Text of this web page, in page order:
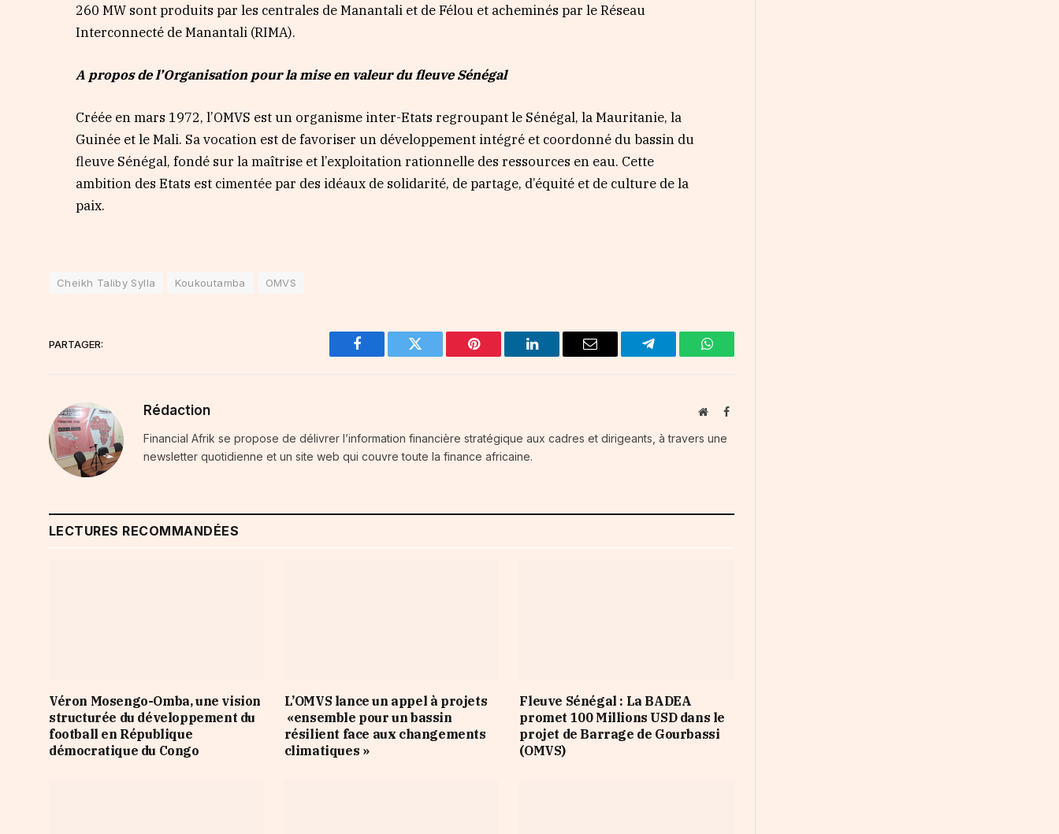
260 MW sont produits par les centrales de Manantali et de Félou et acheminés par le Réseau
Interconnecté de Manantali (RIMA).
A propos de l’Organisation pour la mise en valeur du fleuve Sénégal
Créée en mars 1972, l’OMVS est un organisme inter-Etats regroupant le Sénégal, la Mauritanie, la
Guinée et le Mali. Sa vocation est de favoriser un développement intégré et coordonné du bassin du
fleuve Sénégal, fondé sur la maîtrise et l’exploitation rationnelle des ressources en eau. Cette
ambition des Etats est cimentée par des idéaux de solidarité, de partage, d’équité et de culture de la
paix.
Cheikh Taliby Sylla Koukoutamba OMVS
PARTAGER:
Facebook Twitter Pinterest LinkedIn Email Telegram WhatsApp
Rédaction WebsiteFacebook
Financial Afrik se propose de délivrer l’information financière stratégique aux cadres et dirigeants, à travers une
newsletter quotidienne et un site web qui couvre toute la finance africaine.
LECTURES RECOMMANDÉES
Véron Mosengo-Omba, une vision
structurée du développement du
football en République
démocratique du Congo
L’OMVS lance un appel à projets
«ensemble pour un bassin
résilient face aux changements
climatiques »
Fleuve Sénégal : La BADEA
promet 100 Millions USD dans le
projet de Barrage de Gourbassi
(OMVS)